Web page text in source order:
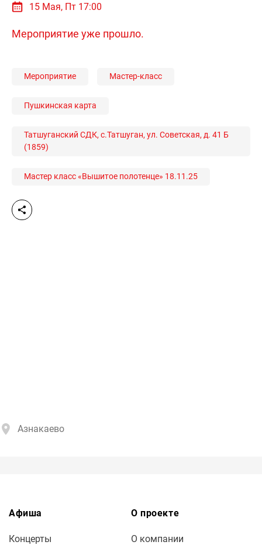
15 Мая, Пт 17:00
Мероприятие уже прошло.
Мероприятие Мастер-класс
Пушкинская карта
Татшуганский СДК, с.Татшуган, ул. Советская, д. 41 Б
(1859)
Мастер класс «Вышитое полотенце» 18.11.25
Азнакаево
Афиша
Концерты
О проекте
О компании